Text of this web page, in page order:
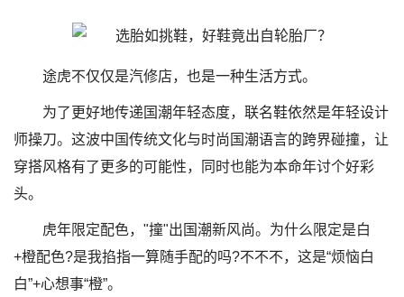
途虎不仅仅是汽修店，也是一种生活方式。
为了更好地传递国潮年轻态度，联名鞋依然是年轻设计
师操刀。这波中国传统文化与时尚国潮语言的跨界碰撞，让
穿搭风格有了更多的可能性，同时也能为本命年讨个好彩
头。
虎年限定配色，"撞"出国潮新风尚。为什么限定是白
+橙配色?是我掐指一算随手配的吗?不不不，这是“烦恼白
白”+心想事“橙”。